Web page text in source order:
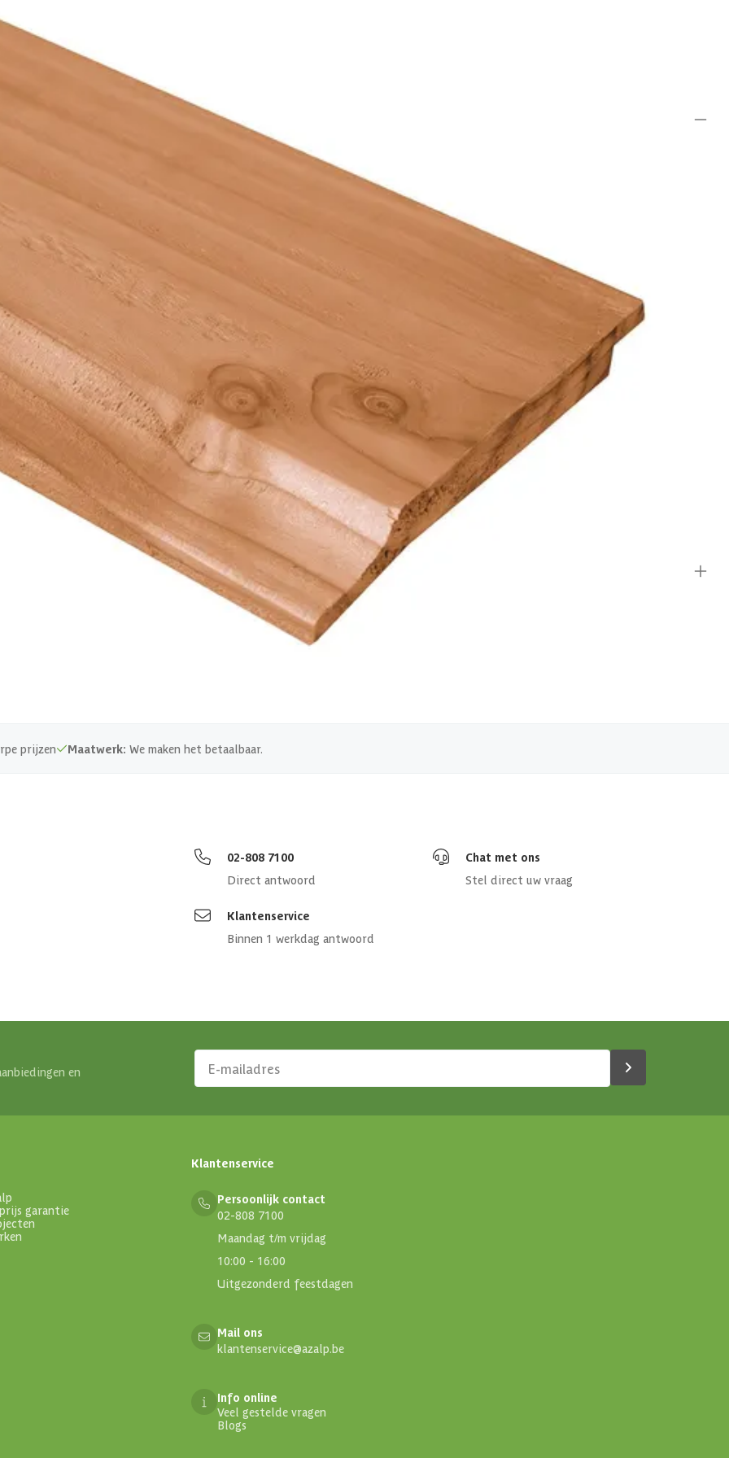
rekent met de werkende breedte. Planken met een profiel hebben een werkende breedte. Met deze afmeting wordt er gerekend tijdens
is de effectieve breedtemaat. De werkende breedte komt tot stand doordat de planken elkaar overlappen.
heel duurzaam en sterk is. Hierdoor kun je het voor verschillende projecten gebruiken. Ook buiten. Zelfs zonder behandeling blijft
kleur. Die kleur kun je behouden door de douglas planken en balken met olie of beits te behandelen. De levensduur wordt zo nog
een prachtige, grijze tint.
60 cm hart tot hart afstand. Zorg dat er altijd een paar milimeter speling is tussen de delen. Monteer de enkel rabat planken
en 2/3 breedte van de plank. Heel belangrijk, bij kunstmatig gedroogd halfhouts planken nooit te strak monteren, immers gedroogd
dit houttype wil graag nog krimpen, dus deze redelijk strak op elkaar monteren. Bij hardhout altijd losjes in elkaar schuiven,
Out of stock
Douglashout
18 mm
23-247-0494-0
1023247049402
Hout
prijzen Maatwerk: We maken het betaalbaar.
02-808 7100
Direct antwoord
Chat met ons
Stel direct uw vraag
Klantenservice
Binnen 1 werkdag antwoord
en
garantie
Klantenservice
Persoonlijk contact
02-808 7100
Maandag t/m vrijdag
10:00 - 16:00
Uitgezonderd feestdagen
Mail ons
klantenservice@azalp.be
Info online
Veel gestelde vragen
Blogs